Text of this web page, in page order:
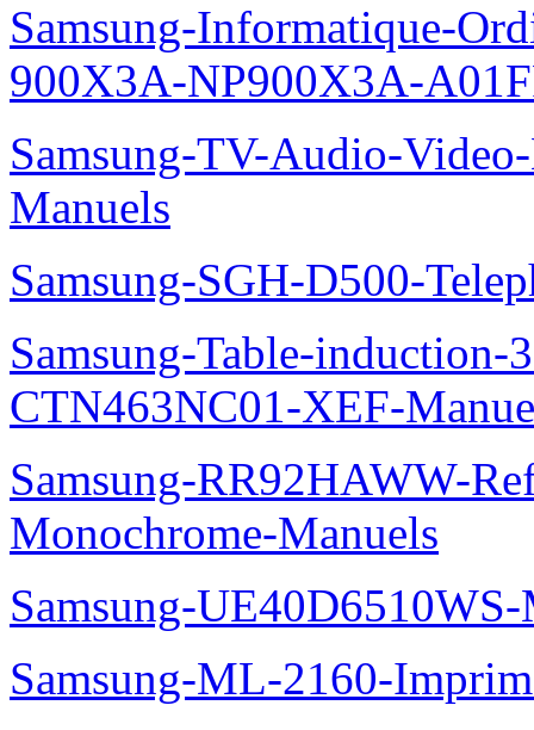
Samsung-Informatique-
900X3A-NP900X3A-
Samsung-TV-Audio-
Manuels
Samsung-SGH-D500-
Samsung-Table-
CTN463NC01-XEF-
Samsung-RR92HAWW-
Monochrome-Manuels
Samsung-UE40D6510WS-
Samsung-ML-2160-